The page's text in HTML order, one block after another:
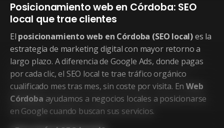
Posicionamiento web en Córdoba: SEO
local que trae clientes
El posicionamiento web en Córdoba (SEO local)es la
estrategia de marketing digital con mayor retorno a
largo plazo. A diferencia de Google Ads, donde pagas
por cada clic, el SEO local te trae tráfico orgánico
cualificado mes tras mes, sin coste por visita. EnWeb
Córdoba ayudamos a negocios locales a posicionarse
en Google cuando buscan sus servicios.